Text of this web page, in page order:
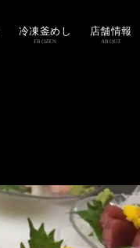
冷凍釜めし
FROZEN
店舗情報
ABOUT